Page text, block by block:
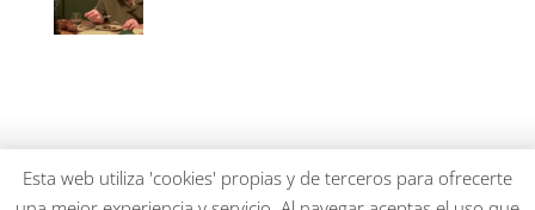
dianiagastronomica.com © 2026
Esta web utiliza 'cookies' propias y de terceros para ofrecerte